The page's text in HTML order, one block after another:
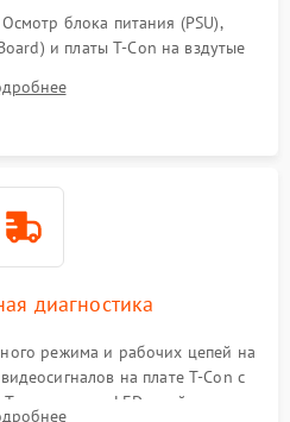
блока питания (PSU),
и платы T-Con на вздутые
и целостности шлейфов.
диагностика
режима и рабочих цепей на
на плате T-Con с
LED-драйвера и